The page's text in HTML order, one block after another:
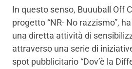
In questo senso, Buuuball Off
progetto “NR- No razzismo”,
una diretta attività di
attraverso una serie di
spot pubblicitario “Dov’è la